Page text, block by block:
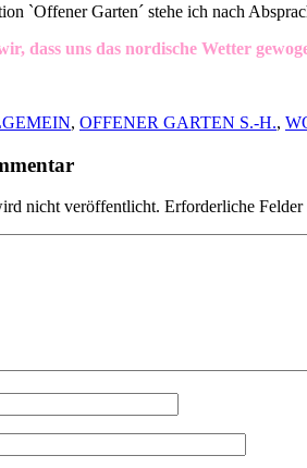
`Offener Garten´ stehe ich nach
dass uns das nordische Wetter
, OFFENER GARTEN S.-H.,
nicht veröffentlicht. Erforderliche Felder